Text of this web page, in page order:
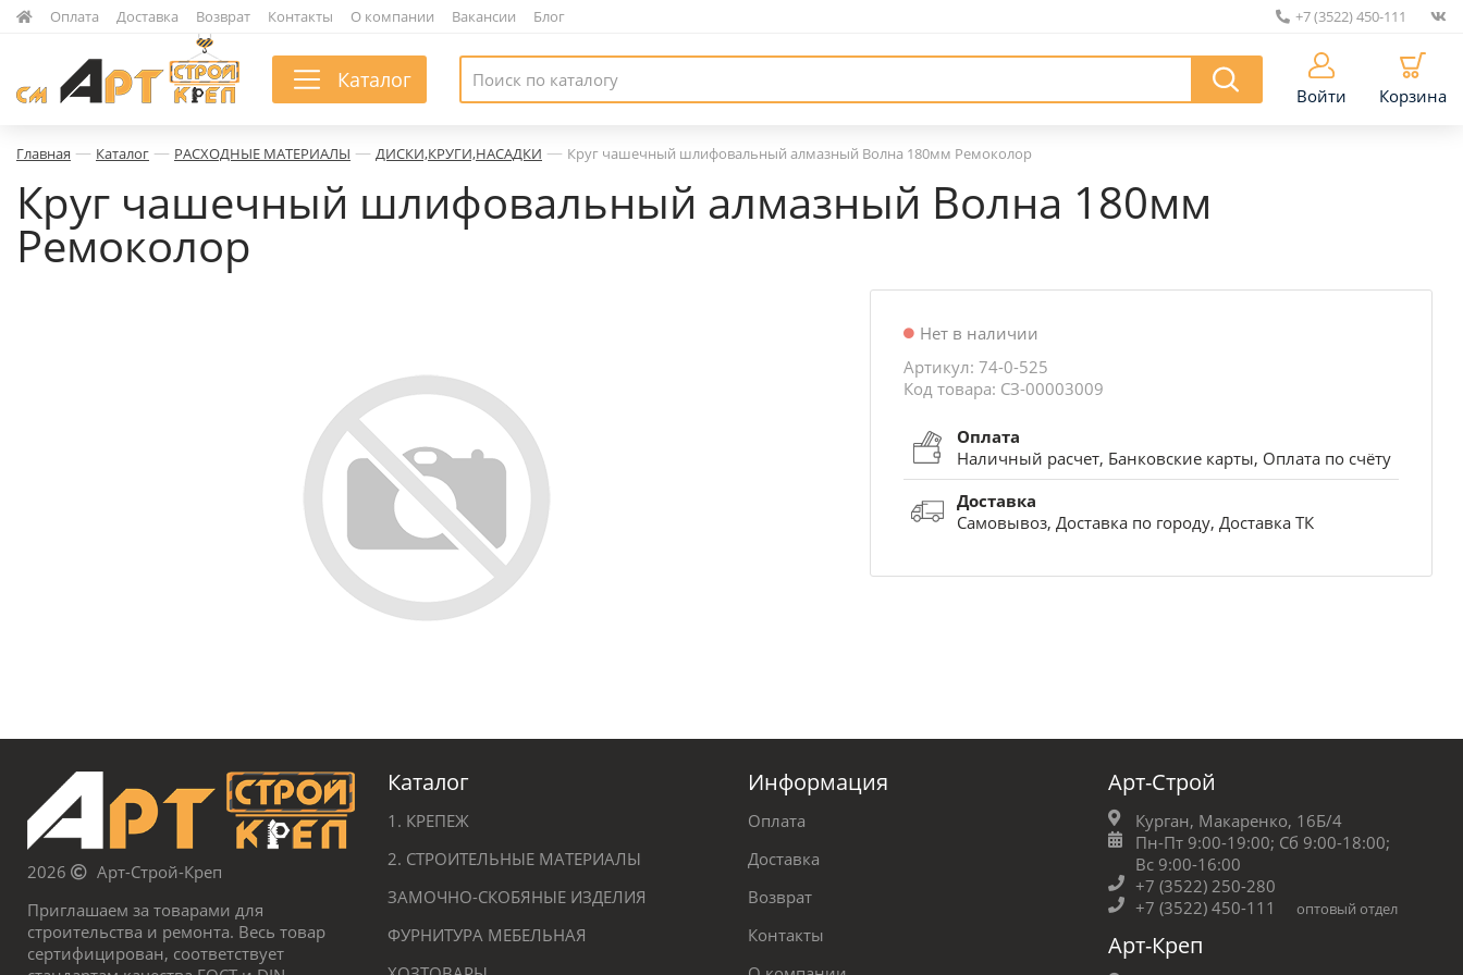
Оплата Доставка Возврат Контакты О компании Вакансии Блог +7 (3522) 450-111
Каталог
Войти Корзина
Главная — Каталог — РАСХОДНЫЕ МАТЕРИАЛЫ — ДИСКИ,КРУГИ,НАСАДКИ — Круг чашечный шлифовальный алмазный Волна 180мм Ремоколор
Круг чашечный шлифовальный алмазный Волна 180мм
Ремоколор
Нет в наличии
Артикул: 74-0-525
Код товара: СЗ-00003009
Оплата
Наличный расчет, Банковские карты, Оплата по счёту
Доставка
Самовывоз, Доставка по городу, Доставка ТК
2026
Арт-Строй-Креп
Приглашаем за товарами для
строительства и ремонта. Весь товар
сертифицирован, соответствует
Каталог
1. КРЕПЕЖ
2. СТРОИТЕЛЬНЫЕ МАТЕРИАЛЫ
ЗАМОЧНО-СКОБЯНЫЕ ИЗДЕЛИЯ
ФУРНИТУРА МЕБЕЛЬНАЯ
Информация
Оплата
Доставка
Возврат
Контакты
Арт-Строй
Курган, Макаренко, 16Б/4
Пн-Пт 9:00-19:00; Сб 9:00-18:00;
Вс 9:00-16:00
+7 (3522) 250-280
+7 (3522) 450-111
оптовый отдел
Арт-Креп